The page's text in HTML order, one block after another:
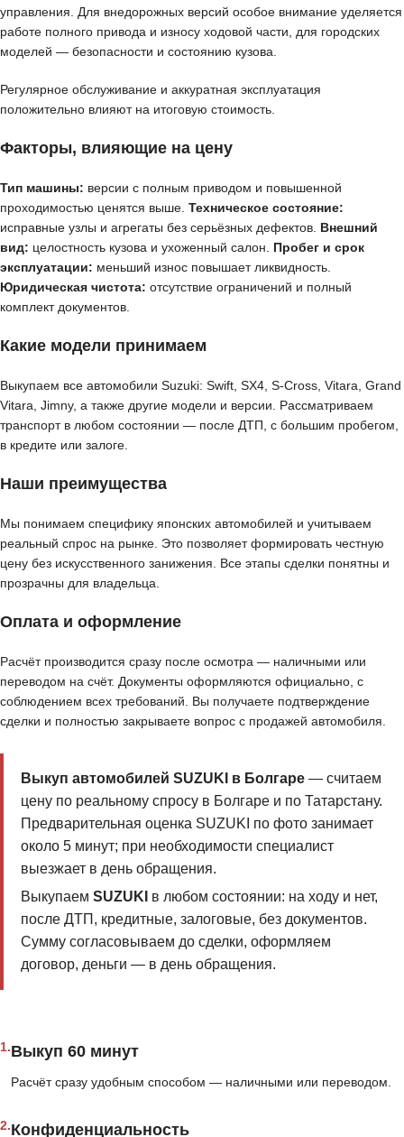
управления. Для внедорожных версий особое внимание уделяется
работе полного привода и износу ходовой части, для городских
моделей — безопасности и состоянию кузова.
Регулярное обслуживание и аккуратная эксплуатация
положительно влияют на итоговую стоимость.
Факторы, влияющие на цену
Тип машины: версии с полным приводом и повышенной
проходимостью ценятся выше. Техническое состояние:
исправные узлы и агрегаты без серьёзных дефектов. Внешний
вид: целостность кузова и ухоженный салон. Пробег и срок
эксплуатации: меньший износ повышает ликвидность.
Юридическая чистота: отсутствие ограничений и полный
комплект документов.
Какие модели принимаем
Выкупаем все автомобили Suzuki: Swift, SX4, S-Cross, Vitara, Grand
Vitara, Jimny, а также другие модели и версии. Рассматриваем
транспорт в любом состоянии — после ДТП, с большим пробегом,
в кредите или залоге.
Наши преимущества
Мы понимаем специфику японских автомобилей и учитываем
реальный спрос на рынке. Это позволяет формировать честную
цену без искусственного занижения. Все этапы сделки понятны и
прозрачны для владельца.
Оплата и оформление
Расчёт производится сразу после осмотра — наличными или
переводом на счёт. Документы оформляются официально, с
соблюдением всех требований. Вы получаете подтверждение
сделки и полностью закрываете вопрос с продажей автомобиля.
Выкуп автомобилей SUZUKI в Болгаре— считаем
цену по реальному спросу в Болгаре и по Татарстану.
Предварительная оценка SUZUKI по фото занимает
около 5 минут; при необходимости специалист
выезжает в день обращения.
Выкупаем SUZUKI в любом состоянии: на ходу и нет,
после ДТП, кредитные, залоговые, без документов.
Сумму согласовываем до сделки, оформляем
договор, деньги — в день обращения.
1.Выкуп 60 минут
Расчёт сразу удобным способом — наличными или переводом.
2.Конфиденциальность